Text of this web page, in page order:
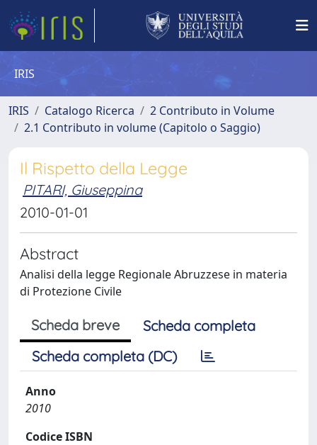
IRIS
IRIS Catalogo Ricerca
2 Contributo in Volume
2.1 Contributo in volume (Capitolo o Saggio)
Il Rispetto della Legge
PITARI, Giuseppina
2010-01-01
Abstract
Analisi della legge Regionale Abruzzese in materia
di Protezione Civile
Scheda breve
Scheda completa
Scheda completa (DC)
Anno
2010
Codice ISBN